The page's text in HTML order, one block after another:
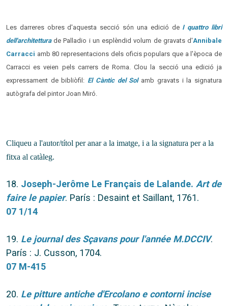
Les darreres obres d'aquesta secció són una edició de I quattro libri
dell'architetturade Palladio i un esplèndid volum de gravats d'Annibale
Carracci amb 80 representacions dels oficis populars que a l'època de
Carracci es veien pels carrers de Roma. Clou la secció una edició ja
expressament de bibliòfil: El Càntic del Solamb gravats i la signatura
autògrafa del pintor Joan Miró.
Cliqueu a l'autor/títol per anar a la imatge, i a la signatura per a la
fitxa al catàleg.
18. Joseph-Jerôme Le Français de Lalande. Art de
faire le papier. París : Desaint et Saillant, 1761.
07 1/14
19. Le journal des Sçavans pour l'année M.DCCIV.
París : J. Cusson, 1704.
07 M-415
20. Le pitture antiche d'Ercolano e contorni incise